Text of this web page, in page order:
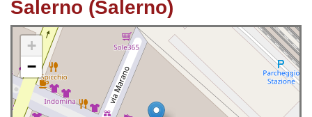
Salerno (Salerno)
+
−